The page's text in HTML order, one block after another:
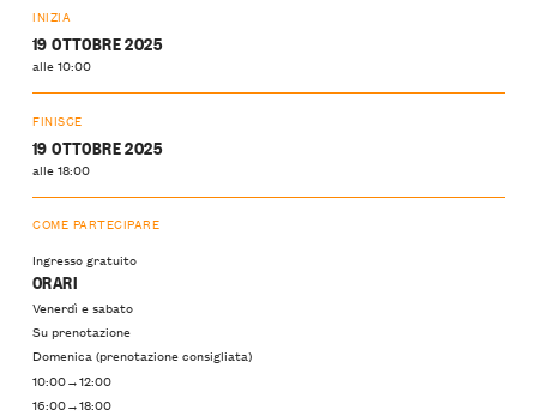
INIZIA
19 OTTOBRE 2025
alle 10:00
FINISCE
19 OTTOBRE 2025
alle 18:00
COME PARTECIPARE
Ingresso gratuito
ORARI
Venerdì e sabato
Su prenotazione
Domenica (prenotazione consigliata)
10:00→12:00
16:00→18:00